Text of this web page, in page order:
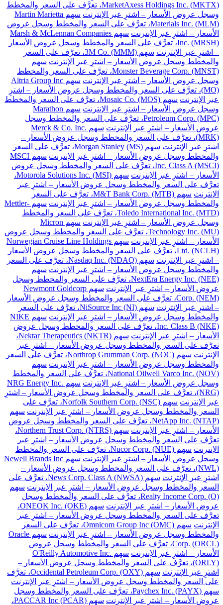
MarketAxess Holdings Inc. (MKTX)، تعرَّف على السعر والمخطط
وسجل عروض الأسعار – اشترِ عبر الإنترنت
سهم Martin Marietta
Materials Inc. (MLM)، تعرَّف على السعر والمخطط وسجل عروض
الأسعار – اشترِ عبر الإنترنت
سهم Marsh & McLennan Companies
Inc. (MRSH)، تعرَّف على السعر والمخطط وسجل عروض الأسعار
– اشترِ عبر الإنترنت
سهم 3M Co. (MMM)، تعرَّف على السعر
والمخطط وسجل عروض الأسعار – اشترِ عبر الإنترنت سهم
Monster Beverage Corp. (MNST)، تعرَّف على السعر والمخطط
وسجل عروض الأسعار – اشترِ عبر الإنترنت
سهم Altria Group Inc
(MO)، تعرَّف على السعر والمخطط وسجل عروض الأسعار – اشترِ
عبر الإنترنت
سهم Mosaic Co. (MOS)، تعرَّف على السعر والمخطط
وسجل عروض الأسعار – اشترِ عبر الإنترنت
سهم Marathon
Petroleum Corp. (MPC)، تعرَّف على السعر والمخطط وسجل
عروض الأسعار – اشترِ عبر الإنترنت
سهم Merck & Co. Inc.
(MRK)، تعرَّف على السعر والمخطط وسجل عروض الأسعار –
اشترِ عبر الإنترنت
سهم Morgan Stanley (MS)، تعرَّف على السعر
والمخطط وسجل عروض الأسعار – اشترِ عبر الإنترنت
سهم MSCI
Inc. Class A (MSCI)، تعرَّف على السعر والمخطط وسجل عروض
الأسعار – اشترِ عبر الإنترنت
سهم Motorola Solutions Inc. (MSI)،
تعرَّف على السعر والمخطط وسجل عروض الأسعار – اشترِ عبر
الإنترنت
سهم M&T Bank Corp. (MTB)، تعرَّف على السعر
والمخطط وسجل عروض الأسعار – اشترِ عبر الإنترنت
سهم Mettler-
Toledo International Inc. (MTD)، تعرَّف على السعر والمخطط
وسجل عروض الأسعار – اشترِ عبر الإنترنت
سهم Micron
Technology Inc. (MU)، تعرَّف على السعر والمخطط وسجل عروض
الأسعار – اشترِ عبر الإنترنت
سهم Norwegian Cruise Line Holdings
Ltd. (NCLH)، تعرَّف على السعر والمخطط وسجل عروض الأسعار
– اشترِ عبر الإنترنت
سهم Nasdaq Inc. (NDAQ)، تعرَّف على السعر
والمخطط وسجل عروض الأسعار – اشترِ عبر الإنترنت سهم
NextEra Energy Inc. (NEE)، تعرَّف على السعر والمخطط وسجل
عروض الأسعار – اشترِ عبر الإنترنت
سهم Newmont Goldcorp
Corp. (NEM)، تعرَّف على السعر والمخطط وسجل عروض الأسعار
– اشترِ عبر الإنترنت
سهم NiSource Inc (NI)، تعرَّف على السعر
والمخطط وسجل عروض الأسعار – اشترِ عبر الإنترنت
سهم NIKE
Inc. Class B (NKE)، تعرَّف على السعر والمخطط وسجل عروض
الأسعار – اشترِ عبر الإنترنت
سهم Nektar Therapeutics (NKTR)،
تعرَّف على السعر والمخطط وسجل عروض الأسعار – اشترِ عبر
الإنترنت
سهم Northrop Grumman Corp. (NOC)، تعرَّف على السعر
والمخطط وسجل عروض الأسعار – اشترِ عبر الإنترنت سهم
National Oilwell Varco Inc. (NOV)، تعرَّف على السعر والمخطط
وسجل عروض الأسعار – اشترِ عبر الإنترنت
سهم NRG Energy Inc.
(NRG)، تعرَّف على السعر والمخطط وسجل عروض الأسعار – اشترِ
عبر الإنترنت
سهم Norfolk Southern Corp. (NSC)، تعرَّف على
السعر والمخطط وسجل عروض الأسعار – اشترِ عبر الإنترنت سهم
NetApp Inc. (NTAP)، تعرَّف على السعر والمخطط وسجل عروض
الأسعار – اشترِ عبر الإنترنت
سهم Northern Trust Corp. (NTRS)،
تعرَّف على السعر والمخطط وسجل عروض الأسعار – اشترِ عبر
الإنترنت
سهم Nucor Corp. (NUE)، تعرَّف على السعر والمخطط
وسجل عروض الأسعار – اشترِ عبر الإنترنت
سهم Newell Brands Inc
(NWL)، تعرَّف على السعر والمخطط وسجل عروض الأسعار –
اشترِ عبر الإنترنت
سهم News Corp. Class A (NWSA)، تعرَّف على
السعر والمخطط وسجل عروض الأسعار – اشترِ عبر الإنترنت سهم
Realty Income Corp. (O)، تعرَّف على السعر والمخطط وسجل
عروض الأسعار – اشترِ عبر الإنترنت
سهم ONEOK Inc. (OKE)،
تعرَّف على السعر والمخطط وسجل عروض الأسعار – اشترِ عبر
الإنترنت
سهم Omnicom Group Inc (OMC)، تعرَّف على السعر
والمخطط وسجل عروض الأسعار – اشترِ عبر الإنترنت
سهم Oracle
Corp. (ORCL)، تعرَّف على السعر والمخطط وسجل عروض
الأسعار – اشترِ عبر الإنترنت
سهم O'Reilly Automotive Inc.
(ORLY)، تعرَّف على السعر والمخطط وسجل عروض الأسعار –
اشترِ عبر الإنترنت
سهم Occidental Petroleum Corp. (OXY)، تعرَّف
على السعر والمخطط وسجل عروض الأسعار – اشترِ عبر الإنترنت
سهم Paychex Inc. (PAYX)، تعرَّف على السعر والمخطط وسجل
عروض الأسعار – اشترِ عبر الإنترنت
سهم PACCAR Inc (PCAR)،